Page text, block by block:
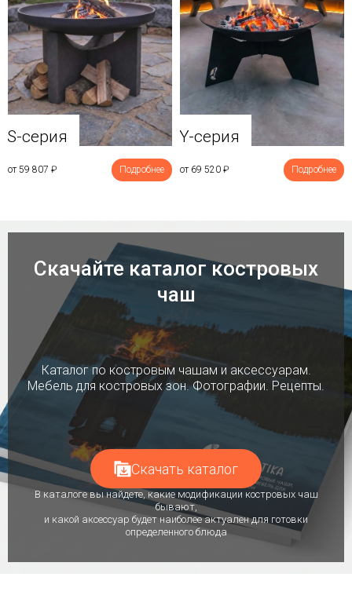
S-серия
от 59 807 ₽ Подробнее
Y-серия
от 69 520 ₽ Подробнее
Скачайте каталог костровых
чаш
Каталог по костровым чашам и аксессуарам.
Мебель для костровых зон. Фотографии. Рецепты.
Скачать каталог
В каталоге вы найдете, какие модификации костровых чаш
бывают,
и какой аксессуар будет наиболее актуален для готовки
определенного блюда